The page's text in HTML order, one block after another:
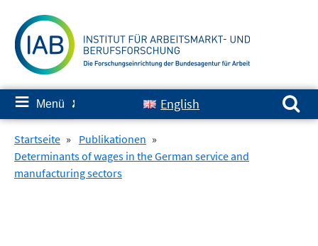
zum
Inhalt
≡ Menü ✘ English
Suchen nach:
Startseite » Publikationen »
Determinants of wages in the German service and
manufacturing sectors